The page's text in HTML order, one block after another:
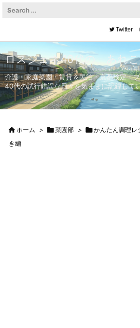
Twitter
ロスジェネ40代の、あれ
介護・家庭菜園・賃貸＆民泊・京都検定・
40代の試行錯誤な日々を気ままに記録して
ホーム > 菜園部 > かんたん調理レ
き編